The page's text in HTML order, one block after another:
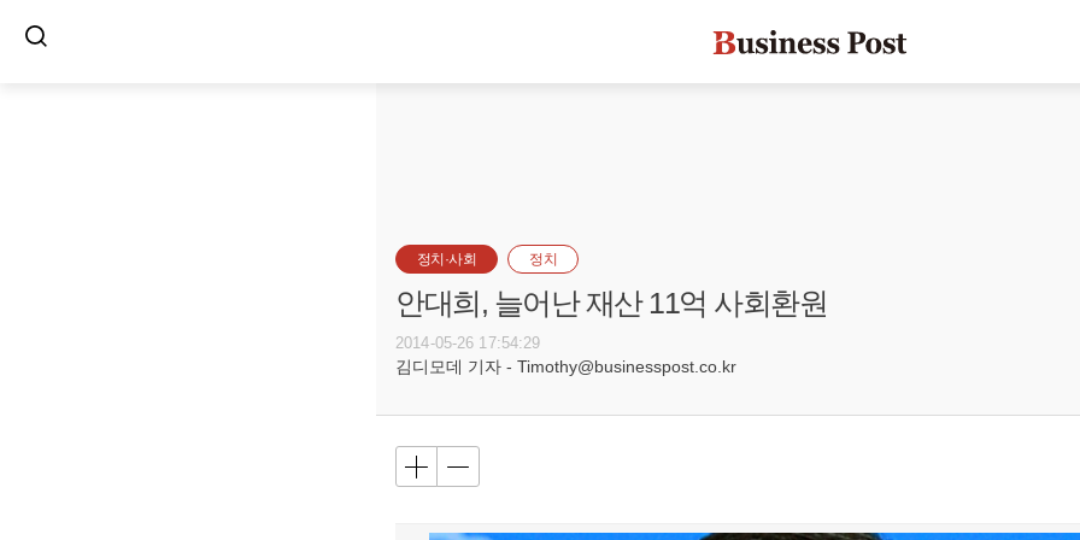
정치·사회 정치
안대희, 늘어난 재산 11억 사회환원
2014-05-26 17:54:29
김디모데 기자 - Timothy@businesspost.co.kr